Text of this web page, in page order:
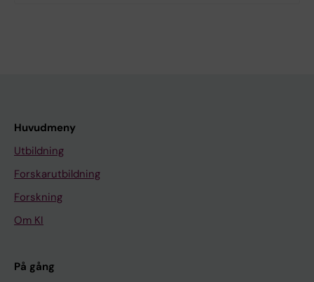
Huvudmeny
Utbildning
Forskarutbildning
Forskning
Om KI
På gång